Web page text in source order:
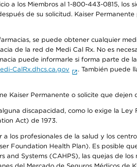
a los Miembros al 1-800-443-0815, los
de su solicitud. Kaiser
se puede obtener cualquier
de la red de Medi Cal Rx. No es
puede informarle si forma parte de
CalRx.dhcs.ca.gov
. También puede
Kaiser Permanente o solicite que dejen
discapacidad, como lo exige la Ley
Act) de 1973.
los profesionales de la salud y los
Foundation Health Plan). Es posible
Systems (CAHPS), las quejas de los